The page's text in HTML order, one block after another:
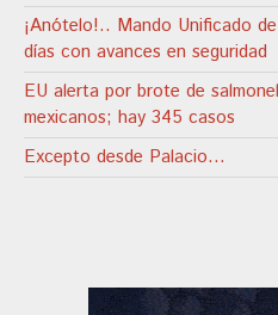
¡Anótelo!.. Mando Unificado
días con avances en seguridad
EU alerta por brote de
mexicanos; hay 345 casos
Excepto desde Palacio…